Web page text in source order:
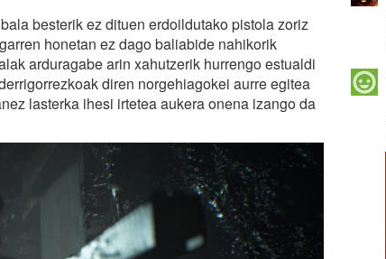
besterik ez dituen erdoildutako pistola zoriz
honetan ez dago baliabide nahikorik
arduragabe arin xahutzerik hurrengo estualdi
diren norgehiagokei aurre egitea
lasterka ihesi irtetea aukera onena izango da